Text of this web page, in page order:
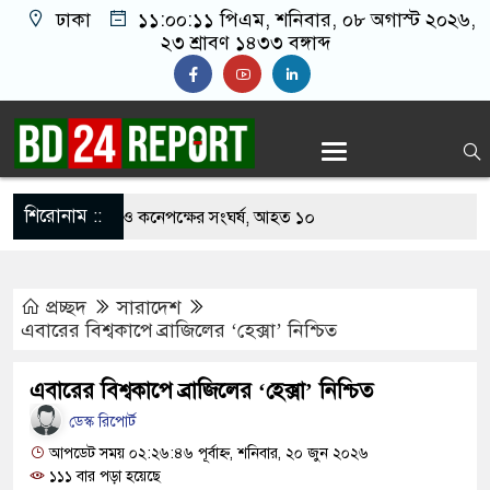
ঢাকা ১১:০০:১২ পিএম, শনিবার, ০৮ অগাস্ট ২০২৬,
২৩ শ্রাবণ ১৪৩৩ বঙ্গাব্দ
শিরোনাম ::
নিয়ে বর ও কনেপক্ষের সংঘর্ষ, আহত ১০
শঙ্কায় দেশজুড়ে পুলিশের সতর্কতা জারি
যুবদল সভাপতি আটক, ভিডিও ভাইরাল
দায়ী থাকবে জামায়াত-এনসিপি: রাশেদ খাঁন
প্রচ্ছদ
সারাদেশ
এবারের বিশ্বকাপে ব্রাজিলের ‘হেক্সা’ নিশ্চিত
এবারের বিশ্বকাপে ব্রাজিলের ‘হেক্সা’ নিশ্চিত
ডেস্ক রিপোর্ট
আপডেট সময় ০২:২৬:৪৬ পূর্বাহ্ন, শনিবার, ২০ জুন ২০২৬
১১১ বার পড়া হয়েছে